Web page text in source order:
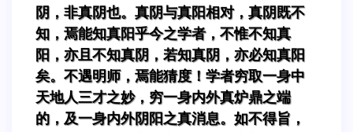
阴，非真阴也。真阴与真阳相对，真阴既不
知，焉能知真阳乎今之学者，不惟不知真
阳，亦且不知真阴，若知真阴，亦必知真阳
矣。不遇明师，焉能猜度！学者穷取一身中
天地人三才之妙，穷一身内外真炉鼎之端
的，及一身内外阴阳之真消息。如不得旨，